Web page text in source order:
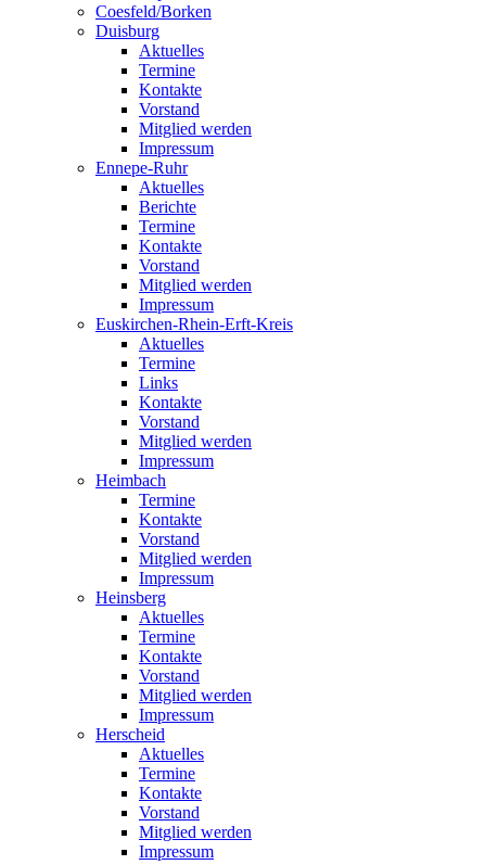
Coesfeld/Borken
Duisburg
Aktuelles
Termine
Kontakte
Vorstand
Mitglied werden
Impressum
Ennepe-Ruhr
Aktuelles
Berichte
Termine
Kontakte
Vorstand
Mitglied werden
Impressum
Euskirchen-Rhein-Erft-Kreis
Aktuelles
Termine
Links
Kontakte
Vorstand
Mitglied werden
Impressum
Heimbach
Termine
Kontakte
Vorstand
Mitglied werden
Impressum
Heinsberg
Aktuelles
Termine
Kontakte
Vorstand
Mitglied werden
Impressum
Herscheid
Aktuelles
Termine
Kontakte
Vorstand
Mitglied werden
Impressum